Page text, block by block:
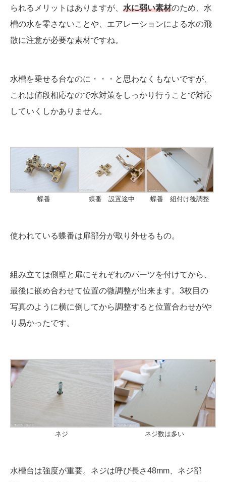
られるメリットはありますが、 水に弱い素材のため、水
槽の水を零さないことや、エアレーションによる水の飛
散に注意が必要な素材ですね。
水槽を乗せる台なのに・・・と思わなくもないですが、
これは値段相応なので水対策をしっかり行うことで対応
していくしかありません。
蝶番 蝶番 設置途中 蝶番 組付け後調整
使われている蝶番は扉部分が取り外せるもの。
組み立ては側壁と扉にそれぞれのパーツを付けてから、
最後に嵌め合わせて位置の微調整が出来ます。3枚目の
写真のように横に倒してから調整すると位置合わせがや
り易かったです。
ネジ ネジ数は多い
水槽台は強度が重要。ネジは呼び長さ48mm、ネジ部